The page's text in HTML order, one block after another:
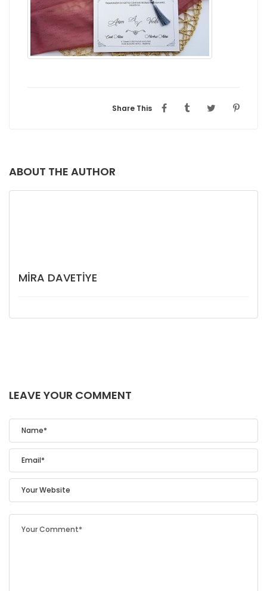
Share This
ABOUT THE AUTHOR
MIRA DAVETIYE
LEAVE YOUR COMMENT